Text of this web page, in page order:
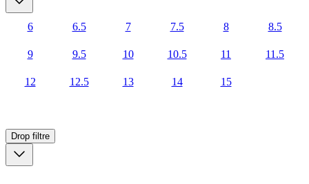
6 6.5 7 7.5 8 8.5
9 9.5 10 10.5 11 11.5
12 12.5 13 14 15
Drop filtre